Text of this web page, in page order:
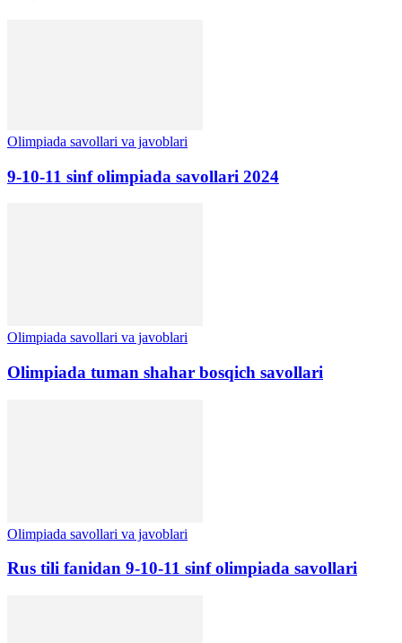
Olimpiada savollari va javoblari
9-10-11 sinf olimpiada savollari 2024
Olimpiada savollari va javoblari
Olimpiada tuman shahar bosqich savollari
Olimpiada savollari va javoblari
Rus tili fanidan 9-10-11 sinf olimpiada savollari